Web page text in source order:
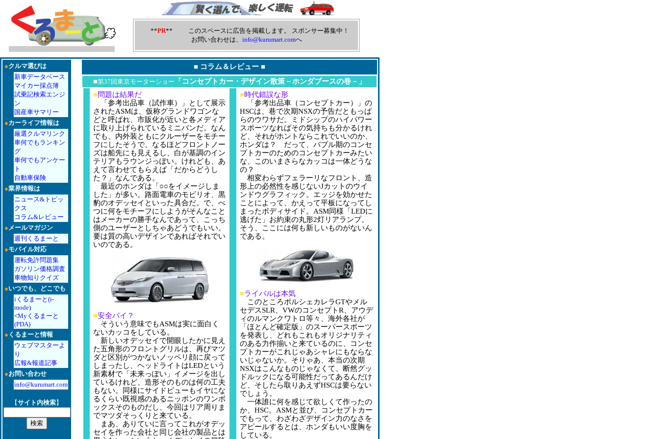
**PR** このスペースに広告を掲載します。 スポンサー募集中！
お問い合わせは、 info@kurumart.comへ
●クルマ選びは
新車データベース
マイカー採点簿
試乗記検索エンジ
ン
国産車サマリー
●カーライフ情報は
厳選クルマリンク
車何でもランキン
グ
車何でもアンケー
ト
自動車保険
●業界情報は
ニュース&トピッ
クス
コラム&レビュー
●メールマガジン
週刊くるまーと
●モバイル対応
運転免許問題集
ガソリン価格調査
車物知りクイズ
●いつでも、どこでも
iくるまーと(i-
mode)
<Myくるまーと
(PDA)
● くるまーと情報
ウェブマスターよ
り
広報&報道記事
●お問い合わせ
info@kurumart.com
【サイト内検索】
■ コラム＆レビュー ■
■第37回東京モーターショー 「コンセプトカー・デザイン散策－ホンダブースの巻－」
■問題は結果だ
「参考出品車（試作車）」として展示
されたASMは、仮称グランドワゴンな
どと呼ばれ、市販化が近いと各メディア
に取り上げられているミニバンだ。なん
でも、内外装ともにクルーザーをモチー
フにしたそうで、なるほどフロントノー
ズは船先にも見えるし、白が基調のイン
テリアもラウンジっぽい。けれども、あ
えて言わせてもらえば「だからどうし
た？」なんである。
最近のホンダは「○○をイメージしま
した」が多い。路面電車のモビリオ、黒
豹のオデッセイといった具合だ。で、べ
つに何をモチーフにしようがそんなこと
はメーカーの勝手なんであって、こっち
側のユーザーとしちゃあどうでもいい。
要は質の高いデザインであればそれでい
いのである。
■安全パイ？
そういう意味でもASMは実に面白く
ないカッコをしている。
新しいオデッセイで開眼したかに見え
た五角形のフロントグリルは、再びマツ
ダと区別がつかないノッペリ顔に戻って
しまったし、ヘッドライトはLEDという
新素材で「未来っぽい」イメージを出し
ているけれど、造形そのものは何の工夫
もない。同様にサイドビューもイヤにな
るくらい既視感のあるニッポンのワンボ
ックスそのものだし、今回はリア周りま
でマツダそっくりと来ている。
まあ、ありていに言ってこれがオデッ
セイを作った会社と同じ会社の製品とは
■時代錯誤な形
「参考出品車（コンセプトカー）」の
HSCは、巷で次期NSXの予告だともっぱ
らのウワサだ。ミドシップのハイパワー
スポーツなればその気持ちも分かるけれ
ど、それがホントならこれでいいのか、
ホンダは？ だって、バブル期のコンセ
プトカーのためのコンセプトカーみたい
な、このいまさらなカッコは一体どうな
の？
相変わらずフェラーリなフロント、造
形上の必然性を感じないJカットのウイ
ンドウグラフィック。エッジを効かせた
ことによって、かえって平板になってし
まったボディサイド。ASM同様「LEDに
逃げた」お約束の丸形2灯リアランプ。
そう、ここには何も新しいものがないん
である。
■ライバルは本気
このところポルシェカレラGTやメル
セデスSLR、VWのコンセプトR、アウデ
ィのルマンクワトロ等々、海外各社が
「ほとんど確定版」のスーパースポーツ
を発表し、どれもこれもオリジナリティ
のある力作揃いと来ているのに、コンセ
プトカーがこれじゃあシャレにもならな
いじゃないか。そりゃあ、本当の次期
NSXはこんなものじゃなくて、断然グッ
ドルックになる可能性だってあるんだけ
ど、そしたら取りあえずHSCは要らない
でしょう。
一体誰に何を感じて欲しくて作ったの
か、HSC。ASMと並び、コンセプトカー
でもって、わざわざデザイン力のなさを
アピールするとは、ホンダもいい度胸を
している。